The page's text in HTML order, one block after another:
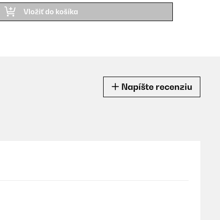
Vložiť do košíka
Napíšte recenziu